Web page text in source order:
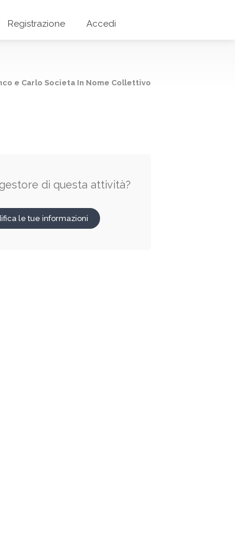
Registrazione Accedi
e Carlo Societa In Nome Collettivo
di questa attività?
le tue informazioni